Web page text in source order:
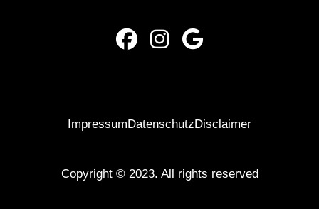
Copyright © 2023. All rights reserved
ImpressumDatenschutzDisclaimer